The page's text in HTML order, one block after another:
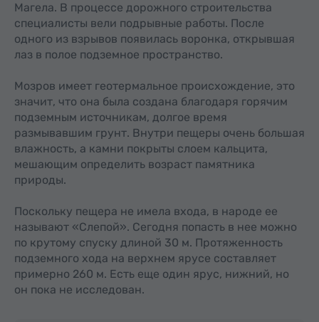
Магела. В процессе дорожного строительства
специалисты вели подрывные работы. После
одного из взрывов появилась воронка, открывшая
лаз в полое подземное пространство.
Мозров имеет геотермальное происхождение, это
значит, что она была создана благодаря горячим
подземным источникам, долгое время
размывавшим грунт. Внутри пещеры очень большая
влажность, а камни покрыты слоем кальцита,
мешающим определить возраст памятника
природы.
Поскольку пещера не имела входа, в народе ее
называют «Слепой». Сегодня попасть в нее можно
по крутому спуску длиной 30 м. Протяженность
подземного хода на верхнем ярусе составляет
примерно 260 м. Есть еще один ярус, нижний, но
он пока не исследован.